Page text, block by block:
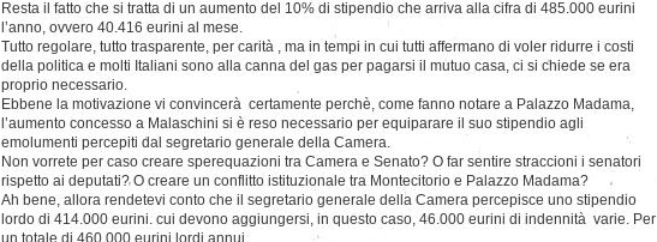
Resta il fatto che si tratta di un aumento del 10% di stipendio che arriva alla cifra di 485.000 eurini
l’anno, ovvero 40.416 eurini al mese.
Tutto regolare, tutto trasparente, per carità , ma in tempi in cui tutti affermano di voler ridurre i costi
della politica e molti Italiani sono alla canna del gas per pagarsi il mutuo casa, ci si chiede se era
proprio necessario.
Ebbene la motivazione vi convincerà certamente perchè, come fanno notare a Palazzo Madama,
l’aumento concesso a Malaschini si è reso necessario per equiparare il suo stipendio agli
emolumenti percepiti dal segretario generale della Camera.
Non vorrete per caso creare sperequazioni tra Camera e Senato? O far sentire straccioni i senatori
rispetto ai deputati? O creare un conflitto istituzionale tra Montecitorio e Palazzo Madama?
Ah bene, allora rendetevi conto che il segretario generale della Camera percepisce uno stipendio
lordo di 414.000 eurini. cui devono aggiungersi, in questo caso, 46.000 eurini di indennità varie. Per
un totale di 460.000 eurini lordi annui.